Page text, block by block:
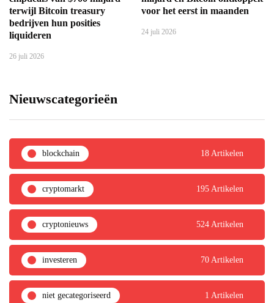
terwijl Bitcoin treasury
bedrijven hun posities
liquideren
26 juli 2026
voor het eerst in maanden
24 juli 2026
Nieuwscategorieën
blockchain 18 Artikelen
cryptomarkt 195 Artikelen
cryptonieuws 524 Artikelen
investeren 70 Artikelen
niet gecategoriseerd 1 Artikelen